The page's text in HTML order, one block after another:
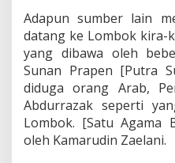
Adapun sumber lain
datang ke Lombok kira-
yang dibawa oleh
Sunan Prapen [Putra
diduga orang Arab,
Abdurrazak seperti
Lombok. [Satu Agama
oleh Kamarudin Zaelani.